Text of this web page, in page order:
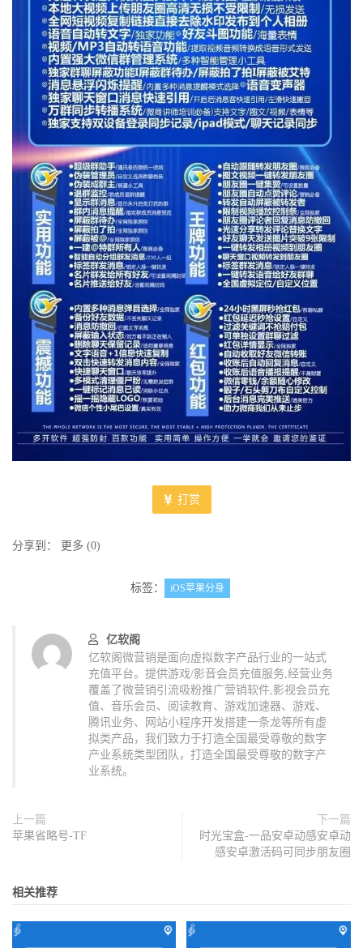
打赏
分享到： 更多 (0)
标签： iOS苹果分身
亿软阁
亿软阁微营销是面向虚拟数字产品行业的一站式
充值平台。提供游戏/影音会员充值服务,经营业务
覆盖了微营销引流吸粉推广营销软件,影视会员充
值、音乐会员、阅读教育、游戏加速器、游戏、
腾讯业务、网站小程序开发搭建一条龙等所有虚
拟类产品，我们致力于打造全国最受尊敬的数字
产业系统类型团队，打造全国最受尊敬的数字产
业系统。
上一篇
苹果省略号-TF
下一篇
时光宝盒-一品安卓动感安卓动
感安卓激活码可同步朋友圈
相关推荐